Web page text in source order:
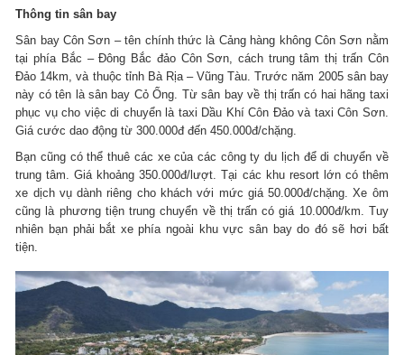
Thông tin sân bay
Sân bay Côn Sơn – tên chính thức là Cảng hàng không Côn Sơn nằm
tại phía Bắc – Đông Bắc đảo Côn Sơn, cách trung tâm thị trấn Côn
Đảo 14km, và thuộc tỉnh Bà Rịa – Vũng Tàu. Trước năm 2005 sân bay
này có tên là sân bay Cỏ Ống. Từ sân bay về thị trấn có hai hãng taxi
phục vụ cho việc di chuyển là taxi Dầu Khí Côn Đảo và taxi Côn Sơn.
Giá cước dao động từ 300.000đ đến 450.000đ/chặng.
Bạn cũng có thể thuê các xe của các công ty du lịch để di chuyển về
trung tâm. Giá khoảng 350.000đ/lượt. Tại các khu resort lớn có thêm
xe dịch vụ dành riêng cho khách với mức giá 50.000đ/chặng. Xe ôm
cũng là phương tiện trung chuyển về thị trấn có giá 10.000đ/km. Tuy
nhiên bạn phải bắt xe phía ngoài khu vực sân bay do đó sẽ hơi bất
tiện.